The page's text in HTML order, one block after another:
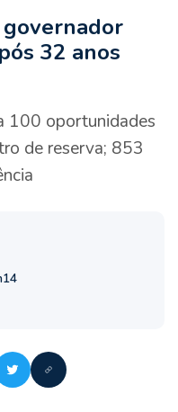
governador
32 anos
100 oportunidades
de reserva; 853